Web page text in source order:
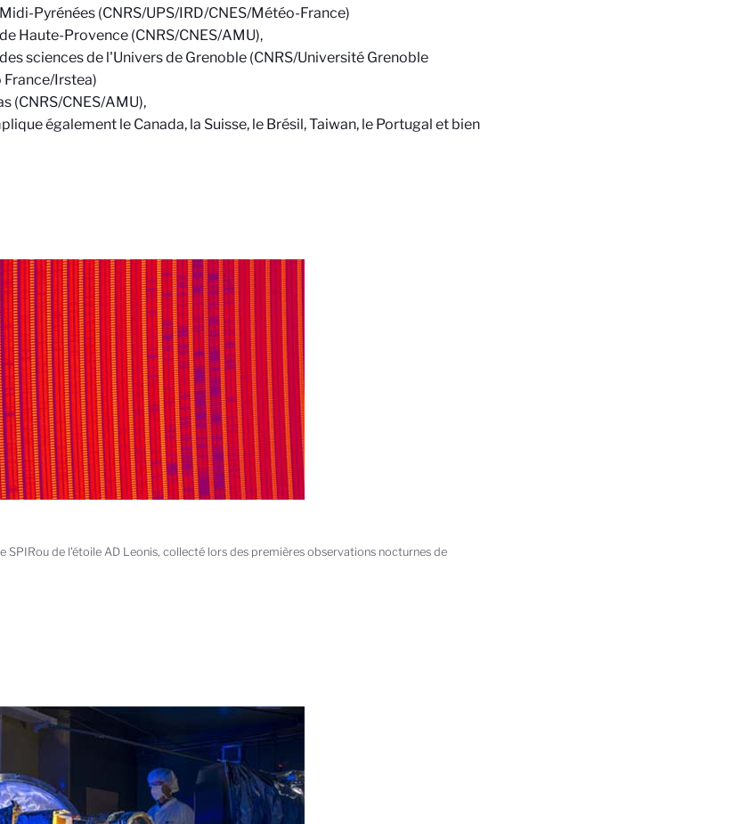
Pyrénées (CNRS/UPS/IRD/CNES/Météo-France)
Haute-Provence (CNRS/CNES/AMU),
sciences de l'Univers de Grenoble (CNRS/Université Grenoble
Irstea)
(CNRS/CNES/AMU),
également le Canada, la Suisse, le Brésil, Taiwan, le Portugal et bien
SPIRou de l'étoile AD Leonis, collecté lors des premières observations nocturnes de